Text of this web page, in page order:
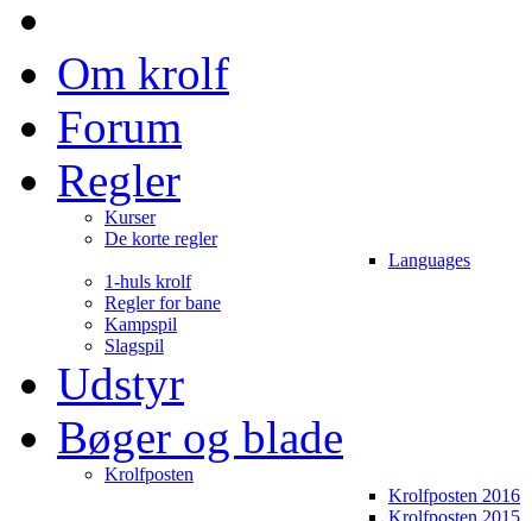
Om krolf
Forum
Regler
Kurser
De korte regler
Languages
1-huls krolf
Regler for bane
Kampspil
Slagspil
Udstyr
Bøger og blade
Krolfposten
Krolfposten 2016
Krolfposten 2015